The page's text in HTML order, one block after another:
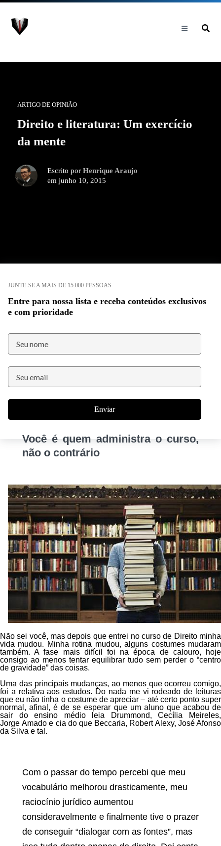
ARTIGO DE OPINIÃO
Direito e literatura: Um exercício
da mente
Escrito por Henrique Araujo
em junho 10, 2015
JUNTE-SE A MAIS DE 15.000 PESSOAS
Entre para nossa lista e receba conteúdos exclusivos
e com prioridade
Enviar
Você é quem administra o curso,
não o contrário
Não sei você, mas depois que entrei no curso de Direito minha
vida mudou. Minha rotina mudou, alguns costumes mudaram
também. A fase mais difícil foi na época de calouro, hoje
consigo ao menos tentar equilibrar tudo sem perder o “centro
de gravidade” das coisas.
Uma das principais mudanças, ao menos que ocorreu comigo,
foi a relativa aos estudos. Do nada me vi rodeado de leituras
que eu não tinha o costume de apreciar – até certo ponto super
normal, afinal, é de se esperar que um aluno que acabou de
sair do ensino médio leia Drummond, Cecília Meireles,
Jorge Amado e cia do que Beccaria, Robert Alexy, José Afonso
da Silva e tal.
Com o passar do tempo percebi que meu
vocabulário melhorou drasticamente, meu
raciocínio jurídico aumentou
consideravelmente e finalmente tive o prazer
de conseguir “dialogar com as fontes”, mas